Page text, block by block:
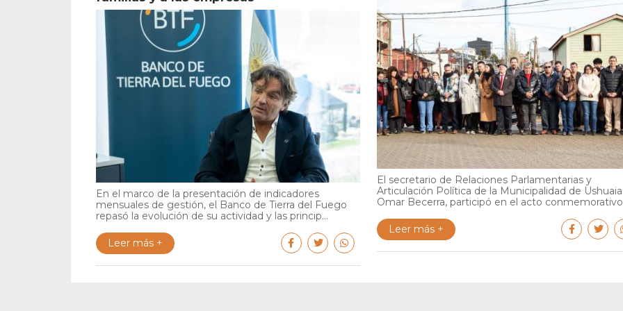
En el marco de la presentación de indicadores
mensuales de gestión, el Banco de Tierra del Fuego
repasó la evolución de su actividad y las princip...
Leer más +
El secretario de Relaciones Parlamentarias y
Articulación Política de la Municipalidad de
Omar Becerra, participó en el acto
Leer más +